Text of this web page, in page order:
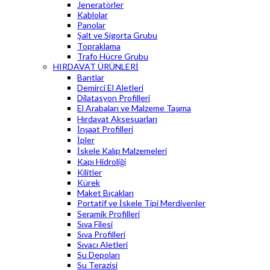
Jeneratörler
Kablolar
Panolar
Şalt ve Sigorta Grubu
Topraklama
Trafo Hücre Grubu
HIRDAVAT ÜRÜNLERİ
Bantlar
Demirci El Aletleri
Dilatasyon Profilleri
El Arabaları ve Malzeme Taşıma
Hırdavat Aksesuarları
İnşaat Profilleri
İpler
İskele Kalıp Malzemeleri
Kapı Hidroliği
Kilitler
Kürek
Maket Bıçakları
Portatif ve İskele Tipi Merdivenler
Seramik Profilleri
Sıva Filesi
Sıva Profilleri
Sıvacı Aletleri
Su Depoları
Su Terazisi